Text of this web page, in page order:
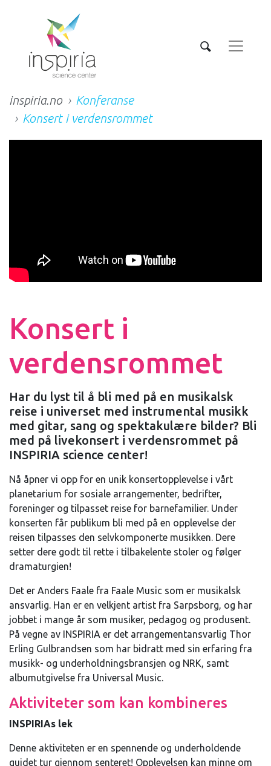
inspiria.no
Konferanse
Konsert i verdensrommet
Konsert i
verdensrommet
Har du lyst til å bli med på en musikalsk
reise i universet med instrumental musikk
med gitar, sang og spektakulære bilder? Bli
med på livekonsert i verdensrommet på
INSPIRIA science center!
Nå åpner vi opp for en unik konsertopplevelse i vårt
planetarium for sosiale arrangementer, bedrifter,
foreninger og tilpasset reise for barnefamilier. Under
konserten får publikum bli med på en opplevelse der
reisen tilpasses den selvkomponerte musikken. Dere
setter dere godt til rette i tilbakelente stoler og følger
dramaturgien!
Det er Anders Faale fra Faale Music som er musikalsk
ansvarlig. Han er en velkjent artist fra Sarpsborg, og har
jobbet i mange år som musiker, pedagog og produsent.
På vegne av INSPIRIA er det arrangementansvarlig Thor
Erling Gulbrandsen som har bidratt med sin erfaring fra
musikk- og underholdningsbransjen og NRK, samt
albumutgivelse fra Universal Music.
Aktiviteter som kan kombineres
INSPIRIAs lek
Denne aktiviteten er en spennende og underholdende
guidet tur gjennom senteret! Opplevelsen kan minne om